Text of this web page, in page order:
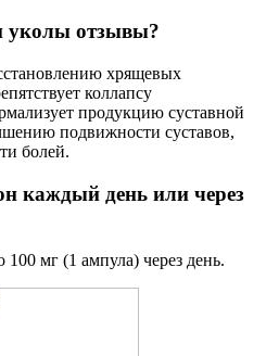
уколы отзывы?
хрящевых
коллапсу
продукцию суставной
подвижности суставов,
болей.
каждый день или через
мг (1 ампула) через день.